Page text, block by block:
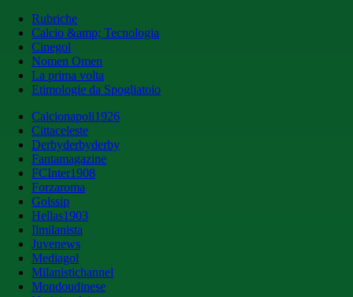
Rubriche
Calcio &amp; Tecnologia
Cinegol
Nomen Omen
La prima volta
Etimologie da Spogliatoio
Calcionapoli1926
Cittaceleste
Derbyderbyderby
Fantamagazine
FCInter1908
Forzaroma
Golssip
Hellas1903
Ilmilanista
Juvenews
Mediagol
Milanistichannel
Mondoudinese